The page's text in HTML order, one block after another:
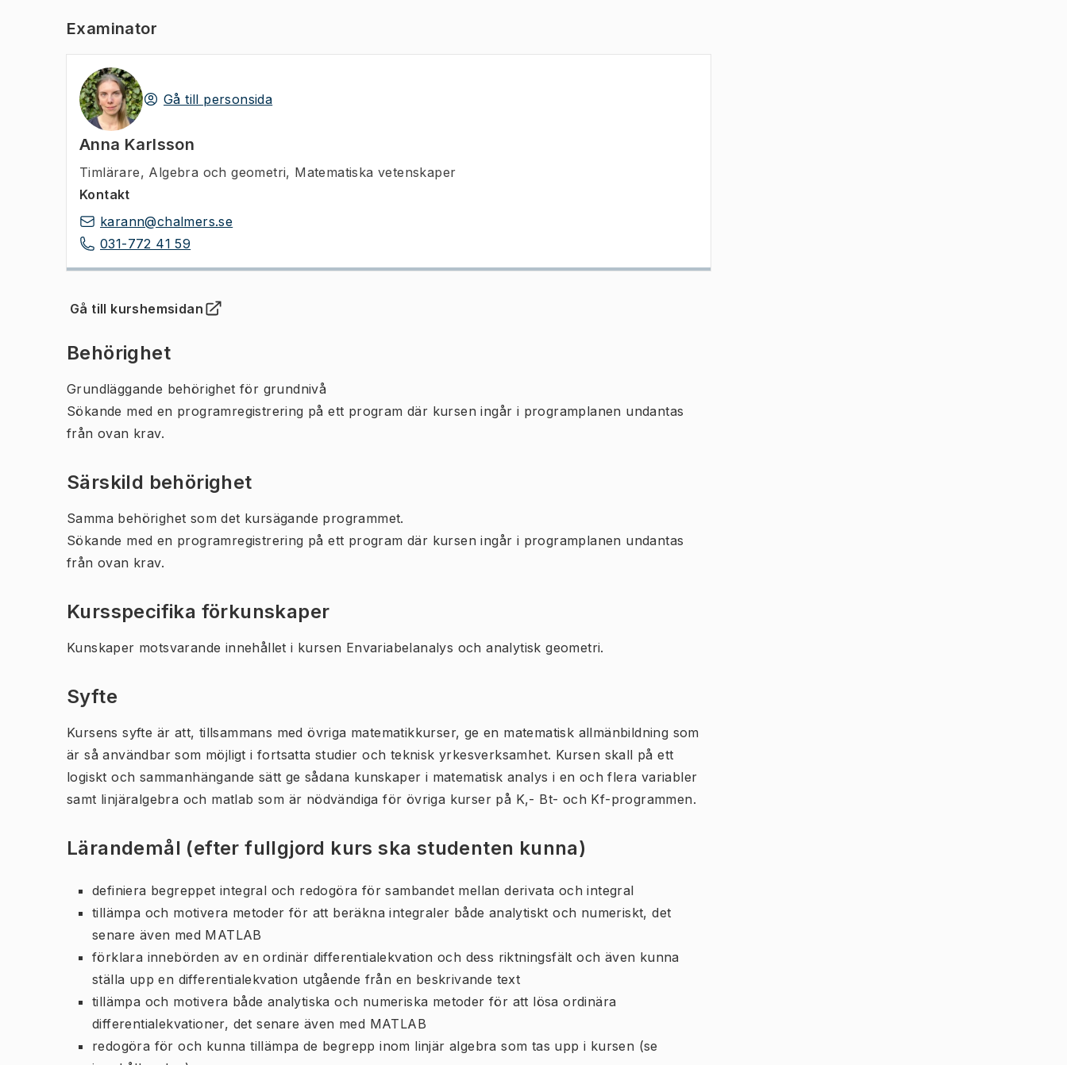
Examinator
Gå till personsida
Anna Karlsson
Timlärare, Algebra och geometri, Matematiska vetenskaper
Kontakt
karann@chalmers.se
031-772 41 59
Gå till kurshemsidan
(Öppnas i ny flik)
Behörighet
Grundläggande behörighet för grundnivå
Sökande med en programregistrering på ett program där kursen ingår i programplanen undantas
från ovan krav.
Särskild behörighet
Samma behörighet som det kursägande programmet.
Sökande med en programregistrering på ett program där kursen ingår i programplanen undantas
från ovan krav.
Kursspecifika förkunskaper
Kunskaper motsvarande innehållet i kursen Envariabelanalys och analytisk geometri.
Syfte
Kursens syfte är att, tillsammans med övriga matematikkurser, ge en matematisk allmänbildning som
är så användbar som möjligt i fortsatta studier och teknisk yrkesverksamhet. Kursen skall på ett
logiskt och sammanhängande sätt ge sådana kunskaper i matematisk analys i en och flera variabler
samt linjäralgebra och matlab som är nödvändiga för övriga kurser på K,- Bt- och Kf-programmen.
Lärandemål (efter fullgjord kurs ska studenten kunna)
definiera begreppet integral och redogöra för sambandet mellan derivata och integral
tillämpa och motivera metoder för att beräkna integraler både analytiskt och numeriskt, det
senare även med MATLAB
förklara innebörden av en ordinär differentialekvation och dess riktningsfält och även kunna
ställa upp en differentialekvation utgående från en beskrivande text
tillämpa och motivera både analytiska och numeriska metoder för att lösa ordinära
differentialekvationer, det senare även med MATLAB
redogöra för och kunna tillämpa de begrepp inom linjär algebra som tas upp i kursen (se